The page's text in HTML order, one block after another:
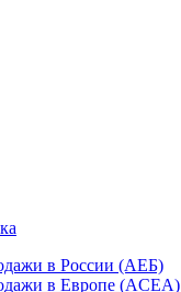
в России (АЕБ)
в Европе (ACEA)